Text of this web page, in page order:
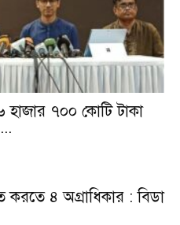
৬ হাজার ৭০০ কোটি টাকা
করতে ৪ অগ্রাধিকার : বিডা